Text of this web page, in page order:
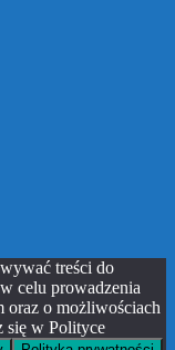
treści do
celu prowadzenia
oraz o możliwościach
się w Polityce